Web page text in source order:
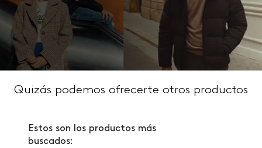
Quizás podemos ofrecerte otros productos
Estos son los productos más
buscados: